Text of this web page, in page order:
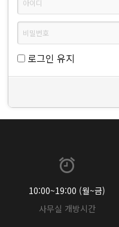
로그인 유지
10:00~19:00 (월~금)
사무실 개방시간